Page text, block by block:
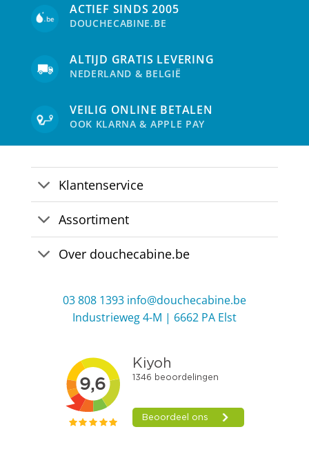
ACTIEF SINDS 2005
DOUCHECABINE.BE
ALTIJD GRATIS LEVERING
NEDERLAND & BELGIË
VEILIG ONLINE BETALEN
OOK KLARNA & APPLE PAY
Klantenservice
Assortiment
Over douchecabine.be
03 808 1393 info@douchecabine.be
Industrieweg 4-M | 6662 PA Elst